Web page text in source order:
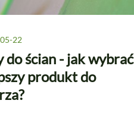
22
do ścian - jak wybrać
produkt do